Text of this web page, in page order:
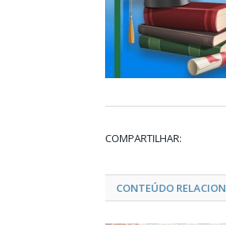
COMPARTILHAR:
CONTEÚDO